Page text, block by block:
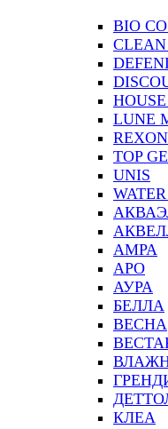
BIO
LUNE
TOP
UNIS
АМРА
АРО
АУРА
БЕЛЛА
ВЕСНА
КЛЕА